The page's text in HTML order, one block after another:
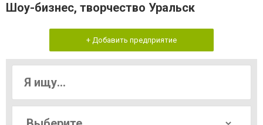
Шоу-бизнес, творчество Уральск
+ Добавить предприятие